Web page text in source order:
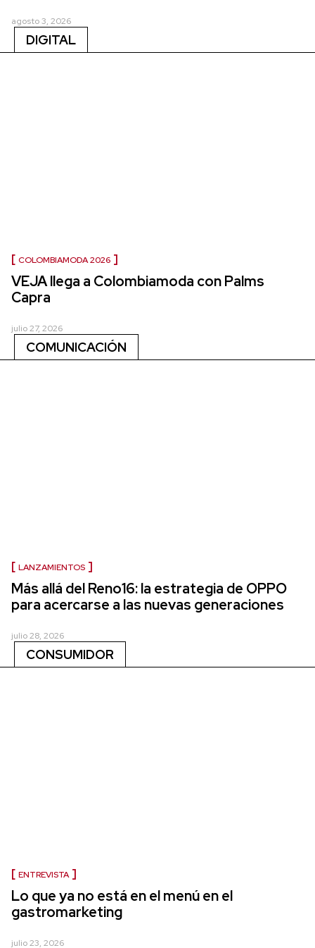
agosto 3, 2026
DIGITAL
COLOMBIAMODA 2026
VEJA llega a Colombiamoda con Palms
Capra
julio 27, 2026
COMUNICACIÓN
LANZAMIENTOS
Más allá del Reno16: la estrategia de OPPO
para acercarse a las nuevas generaciones
julio 28, 2026
CONSUMIDOR
ENTREVISTA
Lo que ya no está en el menú en el
gastromarketing
julio 23, 2026